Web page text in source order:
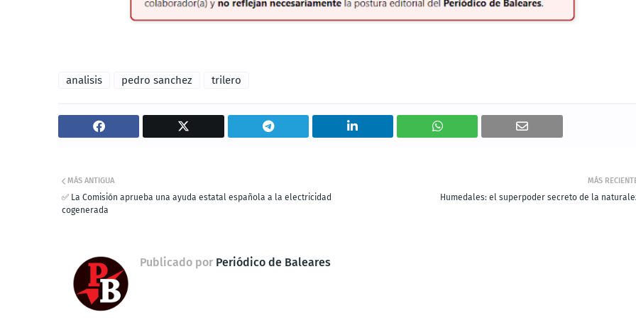
analisis pedro sanchez trilero
MÁS
Humedales: el superpoder secreto de la
MÁS ANTIGUA
✅ La Comisión aprueba una ayuda estatal española a la electricidad
cogenerada
Publicado por Periódico de Baleares